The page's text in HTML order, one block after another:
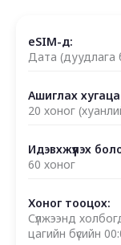
eSIM-д:
Дата (дуудлага
Ашиглах
20 хоног
Идэвхжүүлэх
60 хоног
Хоног тооцох:
Сүлжээнд
цагийн бүсийн